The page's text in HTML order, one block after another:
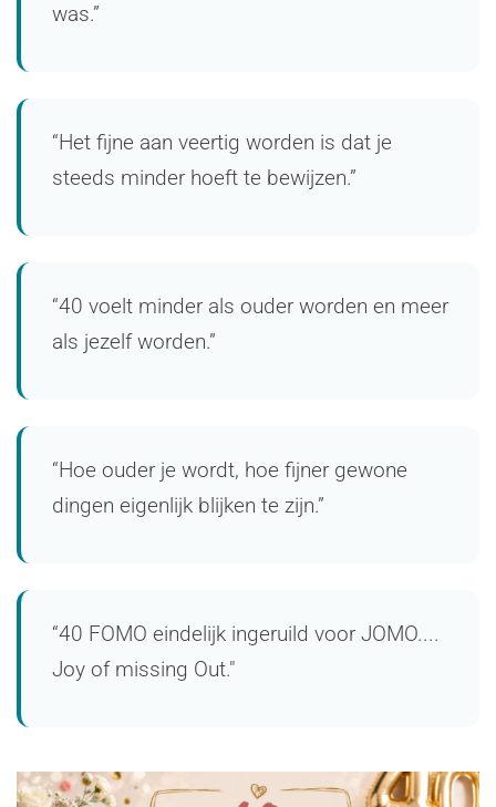
was.”
“Het fijne aan veertig worden is dat je
steeds minder hoeft te bewijzen.”
“40 voelt minder als ouder worden en meer
als jezelf worden.”
“Hoe ouder je wordt, hoe fijner gewone
dingen eigenlijk blijken te zijn.”
“40 FOMO eindelijk ingeruild voor JOMO....
Joy of missing Out."